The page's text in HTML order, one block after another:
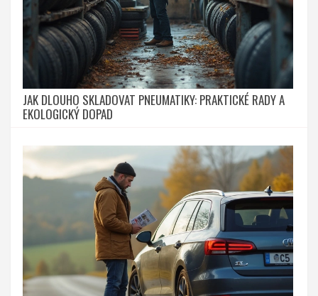
JAK DLOUHO SKLADOVAT PNEUMATIKY: PRAKTICKÉ RADY A
EKOLOGICKÝ DOPAD